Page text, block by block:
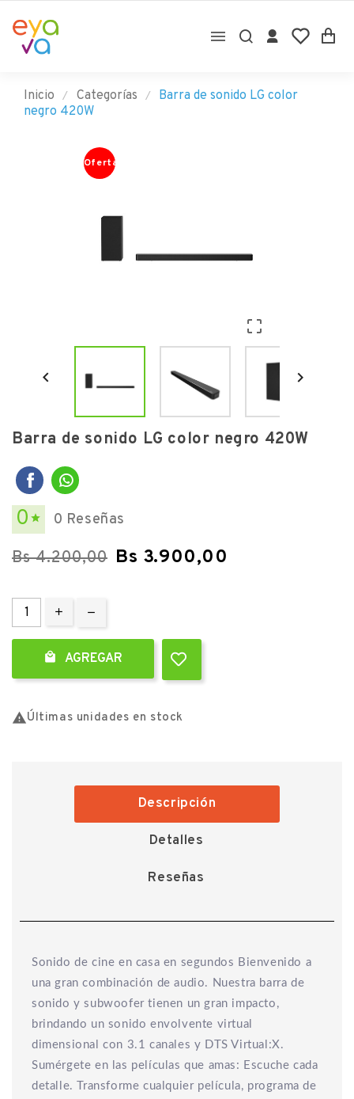

Inicio Categorías
Barra de sonido LG color
negro 420W
Oferta

 
Barra de sonido LG color negro 420W
0  0 Reseñas
Bs 4.200,00 Bs 3.900,00
 AGREGAR
Últimas unidades en stock
Descripción
Detalles
Reseñas
Sonido de cine en casa en segundos Bienvenido a
una gran combinación de audio. Nuestra barra de
sonido y subwoofer tienen un gran impacto,
brindando un sonido envolvente virtual
dimensional con 3.1 canales y DTS Virtual:X.
Sumérgete en las películas que amas: Escuche cada
detalle. Transforme cualquier película, programa de